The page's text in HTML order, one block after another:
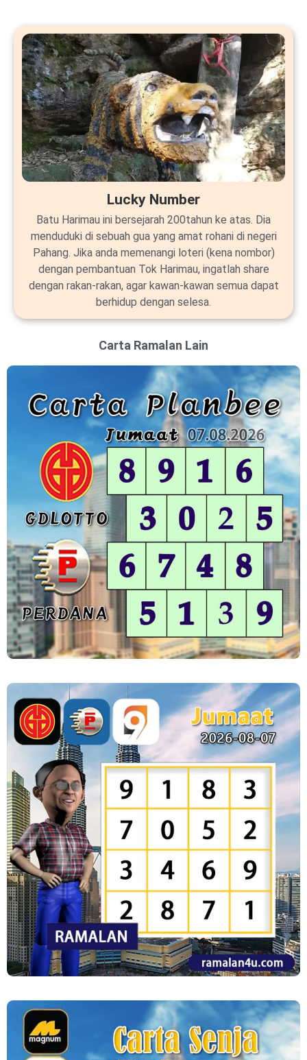
Lucky Number
Batu Harimau ini bersejarah 200tahun ke atas. Dia
menduduki di sebuah gua yang amat rohani di negeri
Pahang. Jika anda memenangi loteri (kena nombor)
dengan pembantuan Tok Harimau, ingatlah share
dengan rakan-rakan, agar kawan-kawan semua dapat
berhidup dengan selesa.
Carta Ramalan Lain